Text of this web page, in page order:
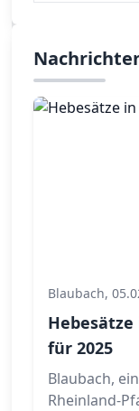
Blaubach,
für 2025
Blaubach,
Rheinland-